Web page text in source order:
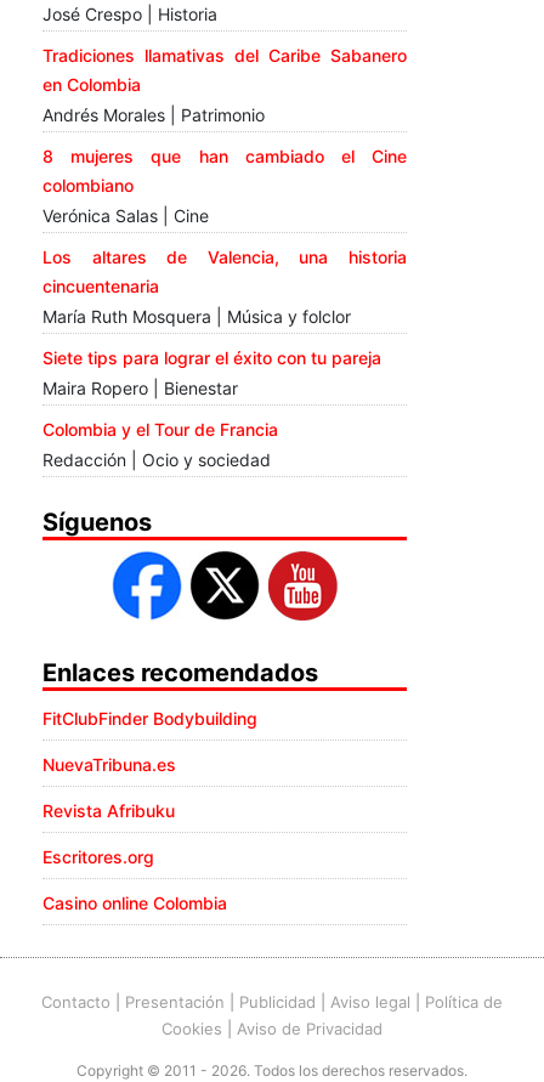
José Crespo | Historia
Tradiciones llamativas del Caribe Sabanero
en Colombia
Andrés Morales | Patrimonio
8 mujeres que han cambiado el Cine
colombiano
Verónica Salas | Cine
Los altares de Valencia, una historia
cincuentenaria
María Ruth Mosquera | Música y folclor
Siete tips para lograr el éxito con tu pareja
Maira Ropero | Bienestar
Colombia y el Tour de Francia
Redacción | Ocio y sociedad
Síguenos
Enlaces recomendados
FitClubFinder Bodybuilding
NuevaTribuna.es
Revista Afribuku
Escritores.org
Casino online Colombia
Contacto Presentación Publicidad Aviso legal
Política de
Cookies
Aviso de Privacidad
Copyright © 2011 - 2026. Todos los derechos reservados.